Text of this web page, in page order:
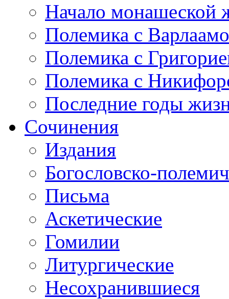
Начало монашеской
Полемика с
Полемика с
Полемика с
Последние годы
Сочинения
Издания
Богословско-
Письма
Аскетические
Гомилии
Литургические
Несохранившиеся